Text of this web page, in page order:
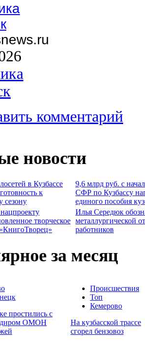
комментарий
новости
в Кузбассе
к
сезону
9,6 млрд руб. с
СФР по Кузбассу
единого пособия
творческое
Илья Середюк
металлургической
работников
за месяц
простились с
ОМОН
Происшествия
Топ
Кемерово
На кузбасской трассе
сгорел бензовоз